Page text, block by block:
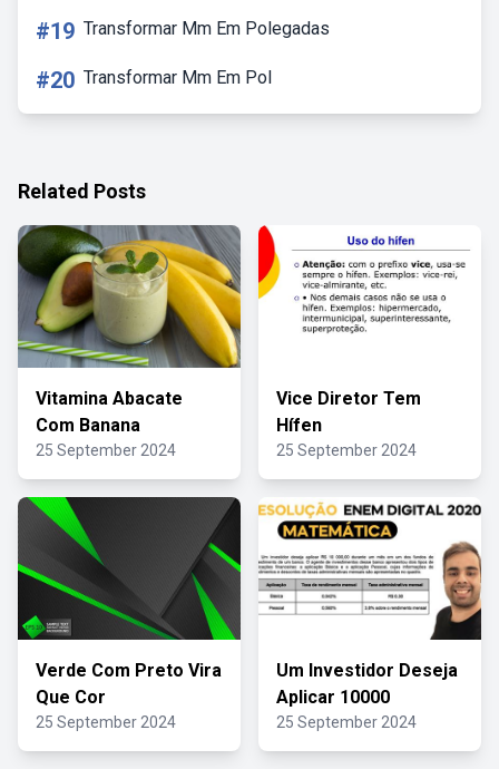
#19 Transformar Mm Em Polegadas
#20 Transformar Mm Em Pol
Related Posts
Vitamina Abacate
Com Banana
25 September 2024
Vice Diretor Tem
Hífen
25 September 2024
Verde Com Preto Vira
Que Cor
25 September 2024
Um Investidor Deseja
Aplicar 10000
25 September 2024